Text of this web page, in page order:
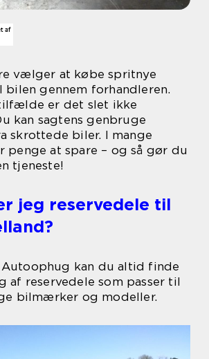
vælger at købe spritnye
bilen gennem forhandleren.
er det slet ikke
kan sagtens genbruge
skrottede biler. I mange
at spare – og så gør du
tjeneste!
jeg reservedele til
Autoophug kan du altid finde
af reservedele som passer til
bilmærker og modeller.